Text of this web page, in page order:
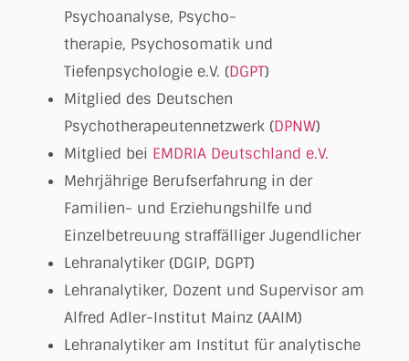
Psychoanalyse, Psycho-
therapie, Psychosomatik und
Tiefenpsychologie e.V. (DGPT)
Mitglied des Deutschen
Psychotherapeutennetzwerk (DPNW)
Mitglied bei EMDRIA Deutschland e.V.
Mehrjährige Berufserfahrung in der
Familien- und Erziehungshilfe und
Einzelbetreuung straffälliger Jugendlicher
Lehranalytiker (DGIP, DGPT)
Lehranalytiker, Dozent und Supervisor am
Alfred Adler-Institut Mainz (AAIM)
Lehranalytiker am Institut für analytische